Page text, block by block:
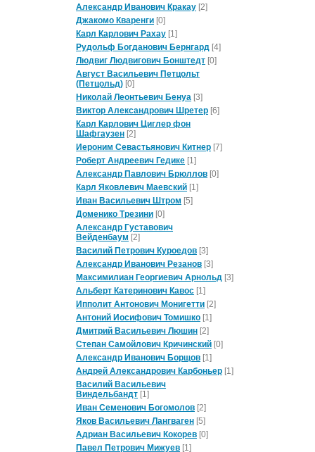
Александр Иванович Кракау [2]
Джакомо Кваренги [0]
Карл Карлович Рахау [1]
Рудольф Богданович Бернгард [4]
Людвиг Людвигович Бонштедт [0]
Август Васильевич Петцольт
(Петцольд) [0]
Николай Леонтьевич Бенуа [3]
Виктор Александрович Шретер [6]
Карл Карлович Циглер фон
Шафгаузен [2]
Иероним Севастьянович Китнер [7]
Роберт Андреевич Гедике [1]
Александр Павлович Брюллов [0]
Карл Яковлевич Маевский [1]
Иван Васильевич Штром [5]
Доменико Трезини [0]
Александр Густавович
Вейденбаум [2]
Василий Петрович Куроедов [3]
Александр Иванович Резанов [3]
Максимилиан Георгиевич Арнольд [3]
Альберт Катеринович Кавос [1]
Ипполит Антонович Монигетти [2]
Антоний Иосифович Томишко [1]
Дмитрий Васильевич Люшин [2]
Степан Самойлович Кричинский [0]
Александр Иванович Борщов [1]
Андрей Александрович Карбоньер [1]
Василий Васильевич
Виндельбандт [1]
Иван Семенович Богомолов [2]
Яков Васильевич Лангваген [5]
Адриан Васильевич Кокорев [0]
Павел Петрович Мижуев [1]